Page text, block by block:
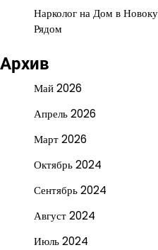
Нарколог на Дом в
Рядом
Архив
Май 2026
Апрель 2026
Март 2026
Октябрь 2024
Сентябрь 2024
Август 2024
Июль 2024